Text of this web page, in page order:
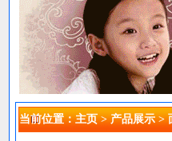
当前位置：主页>产品展示>